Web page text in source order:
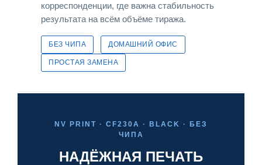
корреспонденции, где важна стабильность
результата на всём объёме тиража.
БЕЗ ЧИПА ДОМАШНИЙ ОФИС
ПРОСТАЯ ЗАМЕНА
NV PRINT · CF230A · BLACK · БЕЗ
ЧИПА
НАДЁЖНАЯ ПЕЧАТЬ